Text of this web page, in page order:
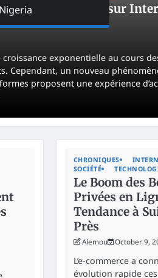
Nigeria
Boutiques Privées sur
croissance exponentielle au cours
Cependant, un nouveau
proposent une expérience
CHRONIQUES
SOCIÉTÉ
Le Boom des
Privées en
Tendance à
Près
Alemou October 9,
L’e-commerce a
évolution rapide